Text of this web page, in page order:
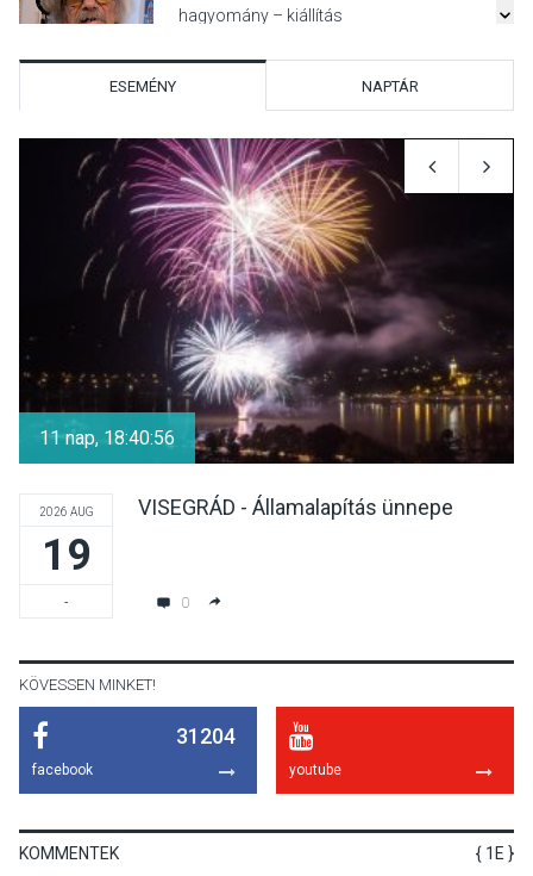
hagyomány – kiállítás
KULTÚRA
Mordái folk-rock koncert
lesz a pilismaróti Duna-
parton
KULTÚRA 2026 AUG 05
Különleges nyári élményt
kínálnak a szabadtéri
előadások a Skanzenben
Nőtt a fontosabb nyári
ESEMÉNY NAPTÁR
11 nap, 18:40:56
2026 AUG
19
-
VISEGRÁD - Államalapítás ünnepe
0
KÖVESSEN MINKET!
31204
facebook youtube
KOMMENTEK { 1E }